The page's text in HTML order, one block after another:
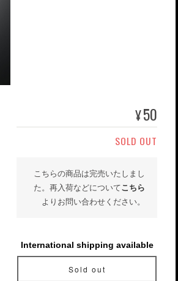
¥50
SOLD OUT
こちらの商品は完売いたしまし
た。再入荷などについてこちら
よりお問い合わせください。
International shipping available
Sold out